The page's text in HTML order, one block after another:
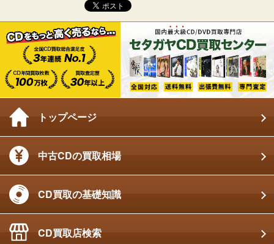
トップページ
中古CDの買取相場
CD買取の基礎知識
CD買取店検索